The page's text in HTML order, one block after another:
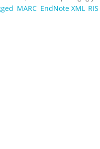
MARC EndNote XML RIS